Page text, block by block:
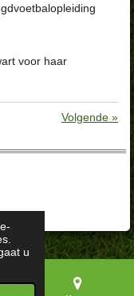
u
voor haar
Volgende »